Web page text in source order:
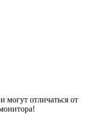
могут отличаться от